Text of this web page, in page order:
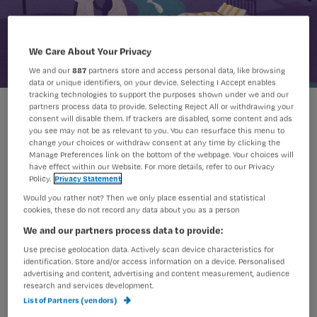
Foto:Maren Bruin
De volgende artikelen zijn
onderdeel van deze Challenge. Lees
de artikelen en doe de toets:
Challenge
Nursing Challenge
We Care About Your Privacy
We and our887 partners store and access personal data, like browsing
data or unique identifiers, on your device. Selecting I Accept enables
tracking technologies to support the purposes shown under we and our
partners process data to provide. Selecting Reject All or withdrawing your
consent will disable them. If trackers are disabled, some content and ads
you see may not be as relevant to you. You can resurface this menu to
change your choices or withdraw consent at any time by clicking the
Manage Preferences link on the bottom of the webpage. Your choices will
have effect within our Website. For more details, refer to our Privacy
Policy. Privacy Statement
Would you rather not? Then we only place essential and statistical
cookies, these do not record any data about you as a person
We and our partners process data to provide:
Use precise geolocation data. Actively scan device characteristics for
identification. Store and/or access information on a device. Personalised
advertising and content, advertising and content measurement, audience
research and services development.
List of Partners (vendors)